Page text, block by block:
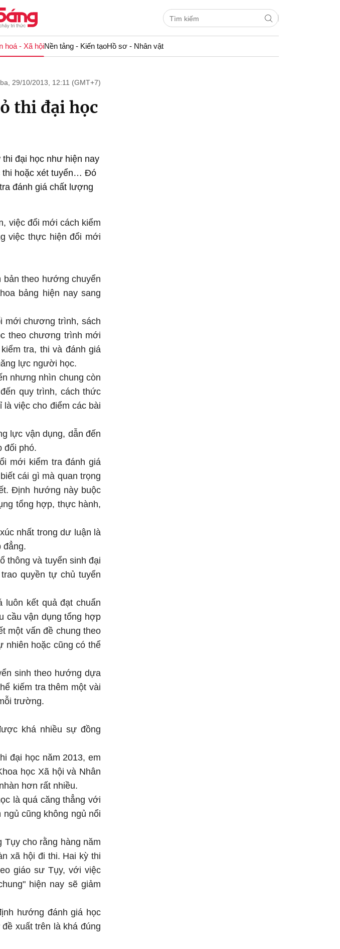
hoá - Xã hộiNền tảng - Kiến tạoHồ sơ - Nhân vật
29/10/2013, 12:11 (GMT+7)
thi đại học
đại học như hiện nay
thi hoặc xét tuyển… Đó
đánh giá chất lượng
việc đổi mới cách kiểm
việc thực hiện đổi mới
theo hướng chuyển
bảng hiện nay sang
mới chương trình, sách
theo chương trình mới
tra, thi và đánh giá
lực người học.
nhưng nhìn chung còn
quy trình, cách thức
việc cho điểm các bài
lực vận dụng, dẫn đến
đối phó.
mới kiểm tra đánh giá
cái gì mà quan trọng
Định hướng này buộc
tổng hợp, thực hành,
nhất trong dư luận là
đẳng.
thông và tuyển sinh đại
quyền tự chủ tuyển
luôn kết quả đạt chuẩn
cầu vận dụng tổng hợp
một vấn đề chung theo
nhiên hoặc cũng có thể
sinh theo hướng dựa
kiếm tra thêm một vài
trường.
khá nhiều sự đồng
đại học năm 2013, em
học Xã hội và Nhân
hơn rất nhiều.
là quá căng thẳng với
cũng không ngủ nổi
cho rằng hàng năm
xã hội đi thi. Hai kỳ thi
giáo sư Tụy, với việc
hiện nay sẽ giảm
hướng đánh giá học
xuất trên là khá đúng